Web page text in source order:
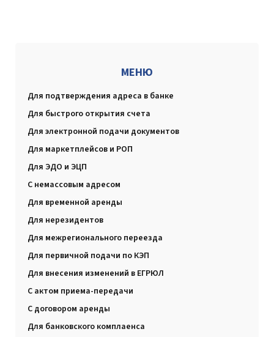
МЕНЮ
Для подтверждения адреса в банке
Для быстрого открытия счета
Для электронной подачи документов
Для маркетплейсов и РОП
Для ЭДО и ЭЦП
С немассовым адресом
Для временной аренды
Для нерезидентов
Для межрегионального переезда
Для первичной подачи по КЭП
Для внесения изменений в ЕГРЮЛ
С актом приема-передачи
С договором аренды
Для банковского комплаенса